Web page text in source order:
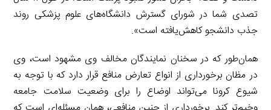
تصدی شما در شورای گسترش دانشگاه‌های علوم پزشکی روند
جذب دانشجو کاهش‌یافته است».
همان‌طور که در سخنان نمایندگان مخالف وی مشهود است، وی
در مظان برخورداری از انواع تعارض منافع قرار دارد که با توجه به
شیوع کرونا می‌تواند اوضاع را برای وضعیت سلامت جامعه